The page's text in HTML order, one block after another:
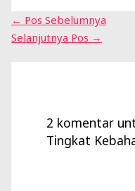
← Pos Sebelumnya
Selanjutnya Pos →
2 komentar
Tingkat